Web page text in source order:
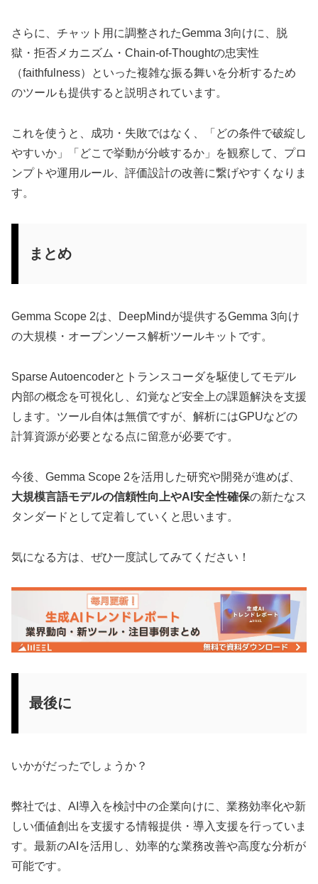
さらに、チャット用に調整されたGemma 3向けに、脱
獄・拒否メカニズム・Chain-of-Thoughtの忠実性
（faithfulness）といった複雑な振る舞いを分析するため
のツールも提供すると説明されています。
これを使うと、成功・失敗ではなく、「どの条件で破綻し
やすいか」「どこで挙動が分岐するか」を観察して、プロ
ンプトや運用ルール、評価設計の改善に繋げやすくなりま
す。
まとめ
Gemma Scope 2は、DeepMindが提供するGemma 3向け
の大規模・オープンソース解析ツールキットです。
Sparse Autoencoderとトランスコーダを駆使してモデル
内部の概念を可視化し、幻覚など安全上の課題解決を支援
します。ツール自体は無償ですが、解析にはGPUなどの
計算資源が必要となる点に留意が必要です。
今後、Gemma Scope 2を活用した研究や開発が進めば、
大規模言語モデルの信頼性向上やAI安全性確保の新たなス
タンダードとして定着していくと思います。
気になる方は、ぜひ一度試してみてください！
最後に
いかがだったでしょうか？
弊社では、AI導入を検討中の企業向けに、業務効率化や新
しい価値創出を支援する情報提供・導入支援を行っていま
す。最新のAIを活用し、効率的な業務改善や高度な分析が
可能です。